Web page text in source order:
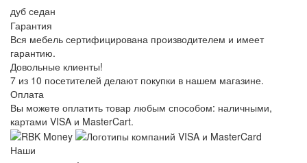
дуб седан
Гарантия
Вся мебель сертифицирована производителем и имеет
гарантию.
Довольные клиенты!
7 из 10 посетителей делают покупки в нашем магазине.
Оплата
Вы можете оплатить товар любым способом: наличными,
картами VISA и MasterCart.
Наши